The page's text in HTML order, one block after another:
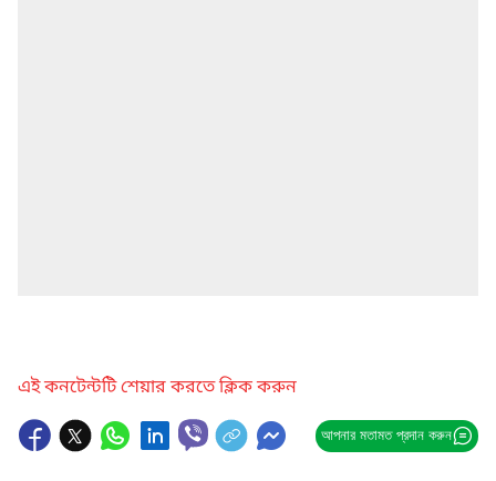
এই কনটেন্টটি শেয়ার করতে ক্লিক করুন
আপনার মতামত প্রদান করুন